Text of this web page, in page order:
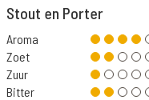
Stout en Porter
Aroma
Zoet
Zuur
Bitter